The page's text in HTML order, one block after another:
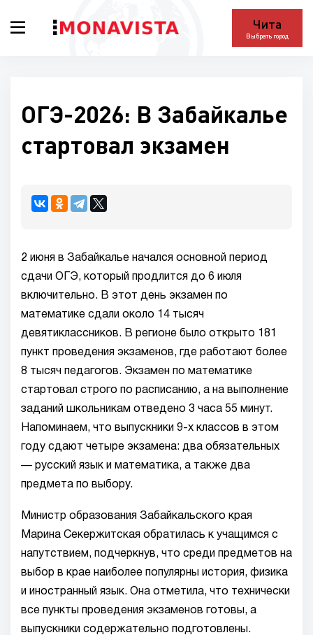
Чита
Выбрать город
ОГЭ-2026: В Забайкалье
стартовал экзамен
2 июня в Забайкалье начался основной период
сдачи ОГЭ, который продлится до 6 июля
включительно. В этот день экзамен по
математике сдали около 14 тысяч
девятиклассников. В регионе было открыто 181
пункт проведения экзаменов, где работают более
8 тысяч педагогов. Экзамен по математике
стартовал строго по расписанию, а на выполнение
заданий школьникам отведено 3 часа 55 минут.
Напоминаем, что выпускники 9-х классов в этом
году сдают четыре экзамена: два обязательных
— русский язык и математика, а также два
предмета по выбору.
Министр образования Забайкальского края
Марина Секержитская обратилась к учащимся с
напутствием, подчеркнув, что среди предметов на
выбор в крае наиболее популярны история, физика
и иностранный язык. Она отметила, что технически
все пункты проведения экзаменов готовы, а
выпускники содержательно подготовлены.